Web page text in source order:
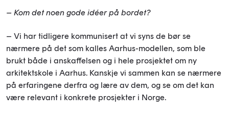
– Kom det noen gode idéer på bordet?
– Vi har tidligere kommunisert at vi syns de bør se
nærmere på det som kalles Aarhus-modellen, som ble
brukt både i anskaffelsen og i hele prosjektet om ny
arkitektskole i Aarhus. Kanskje vi sammen kan se nærmere
på erfaringene derfra og lære av dem, og se om det kan
være relevant i konkrete prosjekter i Norge.